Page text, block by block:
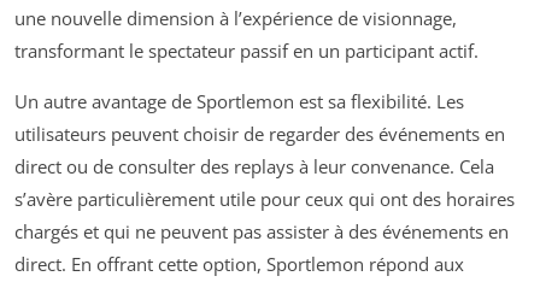
une nouvelle dimension à l’expérience de visionnage,
transformant le spectateur passif en un participant actif.
Un autre avantage de Sportlemon est sa flexibilité. Les
utilisateurs peuvent choisir de regarder des événements en
direct ou de consulter des replays à leur convenance. Cela
s’avère particulièrement utile pour ceux qui ont des horaires
chargés et qui ne peuvent pas assister à des événements en
direct. En offrant cette option, Sportlemon répond aux